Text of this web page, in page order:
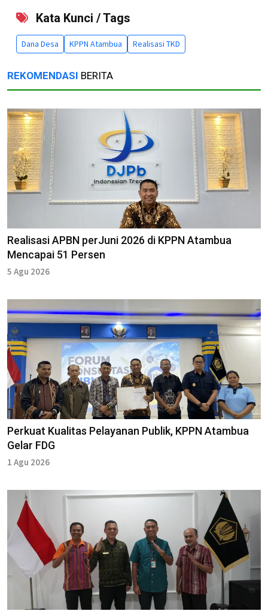
Kata Kunci / Tags
Dana Desa KPPN Atambua Realisasi TKD
REKOMENDASI BERITA
Realisasi APBN perJuni 2026 di KPPN Atambua
Mencapai 51 Persen
5 Agu 2026
Perkuat Kualitas Pelayanan Publik, KPPN Atambua
Gelar FDG
1 Agu 2026